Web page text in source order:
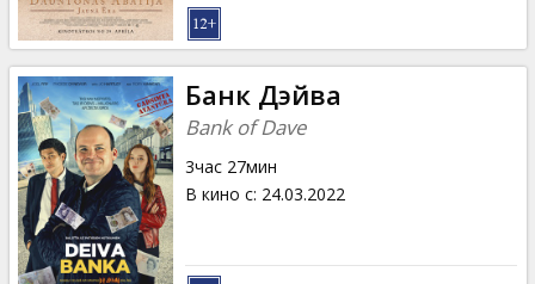
Банк Дэйва
Bank of Dave
3час 27мин
В кино с: 24.03.2022